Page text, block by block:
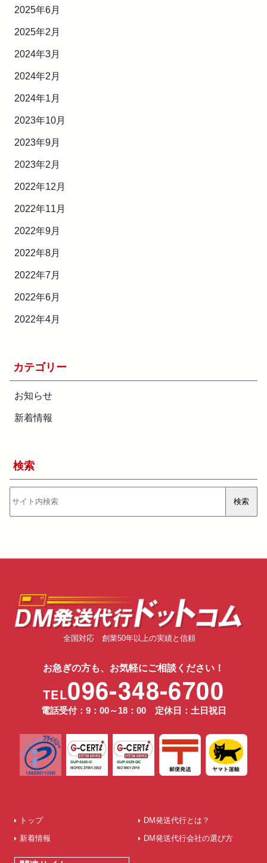
2025年6月
2025年2月
2024年3月
2024年2月
2024年1月
2023年10月
2023年9月
2023年2月
2022年12月
2022年11月
2022年9月
2022年8月
2022年7月
2022年6月
2022年4月
カテゴリー
お知らせ
新着情報
検索
索
検索
全国対応 創業50年以上の実績と信頼
お急ぎの方も、お気軽にご相談ください！
TEL096-348-6700
電話受付：9：00～18：00 定休日：土日祝日
トップ
新着情報
DM発送代行とは？
DM発送代行会社の選び方